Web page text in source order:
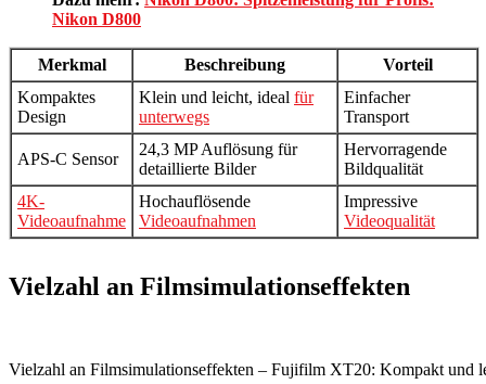
Nikon D800
Merkmal Beschreibung
Vorteil
Kompaktes
Design
Klein und leicht, ideal für
unterwegs
Einfacher
Transport
APS-C Sensor
24,3 MP Auflösung für
detaillierte Bilder
Hervorragende
Bildqualität
4K-
Videoaufnahme
Hochauflösende
Videoaufnahmen
Impressive
Videoqualität
Vielzahl an Filmsimulationseffekten
Vielzahl an Filmsimulationseffekten – Fujifilm XT20: Kompakt und